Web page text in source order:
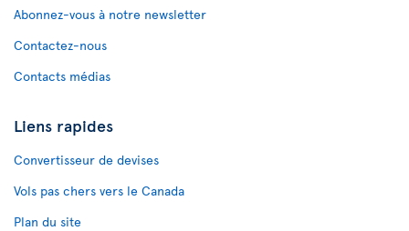
Abonnez-vous à notre newsletter
Contactez-nous
Contacts médias
Liens rapides
Convertisseur de devises
Vols pas chers vers le Canada
Plan du site